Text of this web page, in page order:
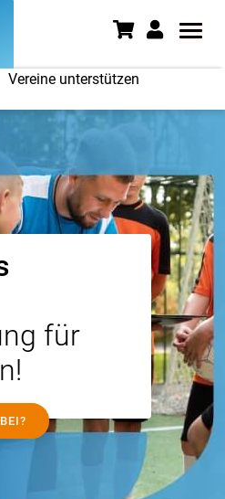
Vereine unterstützen
Kunden | Jetzt
für